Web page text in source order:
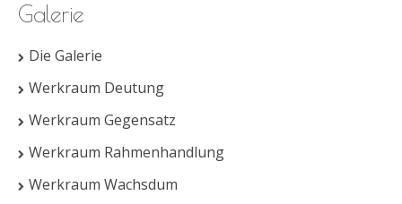
Galerie
Die Galerie
Werkraum Deutung
Werkraum Gegensatz
Werkraum Rahmenhandlung
Werkraum Wachsdum